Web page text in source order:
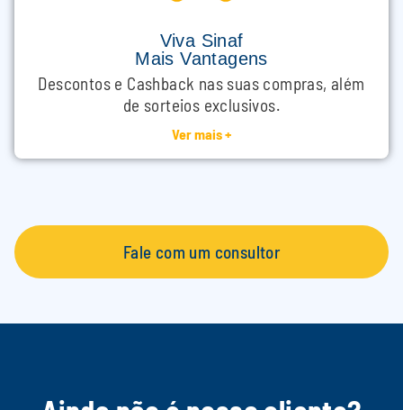
Viva Sinaf
Mais Vantagens
Descontos e Cashback nas suas compras, além
de sorteios exclusivos.
Ver mais +
Fale com um consultor